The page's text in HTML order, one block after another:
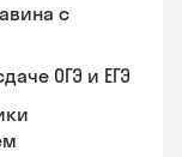
с
ОГЭ и ЕГЭ